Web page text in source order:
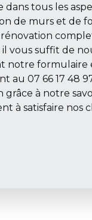
dans tous les
de murs et de
il vous suffit de
notre formulaire
au 07 66 17 48
grâce à notre
à satisfaire nos